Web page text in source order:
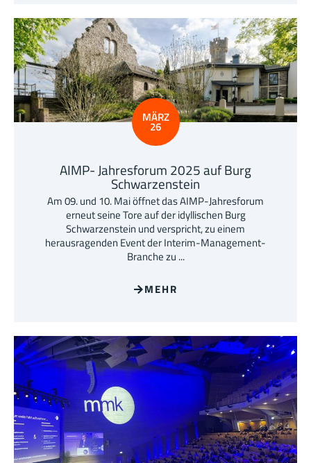
MÄRZ
26
AIMP- Jahresforum 2025 auf Burg
Schwarzenstein
Am 09. und 10. Mai öffnet das AIMP-Jahresforum
erneut seine Tore auf der idyllischen Burg
Schwarzenstein und verspricht, zu einem
herausragenden Event der Interim-Management-
Branche zu ...
MEHR